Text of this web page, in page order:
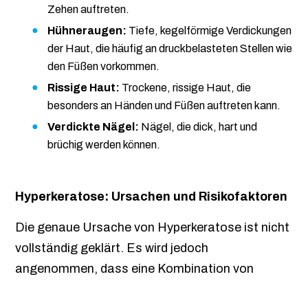
Zehen auftreten.
Hühneraugen: Tiefe, kegelförmige Verdickungen
der Haut, die häufig an druckbelasteten Stellen wie
den Füßen vorkommen.
Rissige Haut: Trockene, rissige Haut, die
besonders an Händen und Füßen auftreten kann.
Verdickte Nägel: Nägel, die dick, hart und
brüchig werden können.
Hyperkeratose: Ursachen und Risikofaktoren
Die genaue Ursache von Hyperkeratose ist nicht
vollständig geklärt. Es wird jedoch
angenommen, dass eine Kombination von